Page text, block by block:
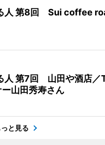
人 第8回 Sui coffee
人 第7回 山田や酒店／
山田秀寿さん
っと見る